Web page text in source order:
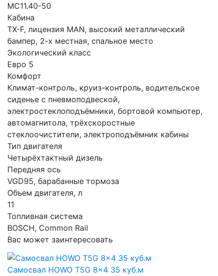
MC11.40-50
Кабина
TX-F, лицензия MAN, высокий металлический
бампер, 2-х местная, спальное место
Экологический класс
Евро 5
Комфорт
Климат-контроль, круиз-контроль, водительское
сиденье с пневмоподвеской,
электростеклоподъёмники, бортовой компьютер,
автомагнитола, трёхскоростные
стеклоочистители, электроподъёмник кабины
Тип двигателя
Четырёхтактный дизель
Передняя ось
VGD95, барабанные тормоза
Объем двигателя, л
11
Топливная система
BOSCH, Common Rail
Вас может заинтересовать
Самосвал HOWO T5G 8x4 35 куб.м